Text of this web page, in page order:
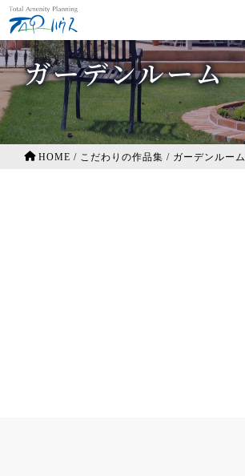
ガーデンルーム
HOME / こだわりの作品集 / ガーデンルーム